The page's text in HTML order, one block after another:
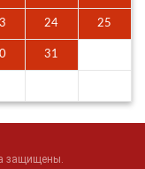
24 25
31
защищены.